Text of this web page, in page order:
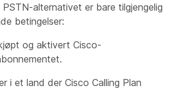
alternativet er bare tilgjengelig
betingelser:
og aktivert Cisco-
i et land der Cisco Calling Plan